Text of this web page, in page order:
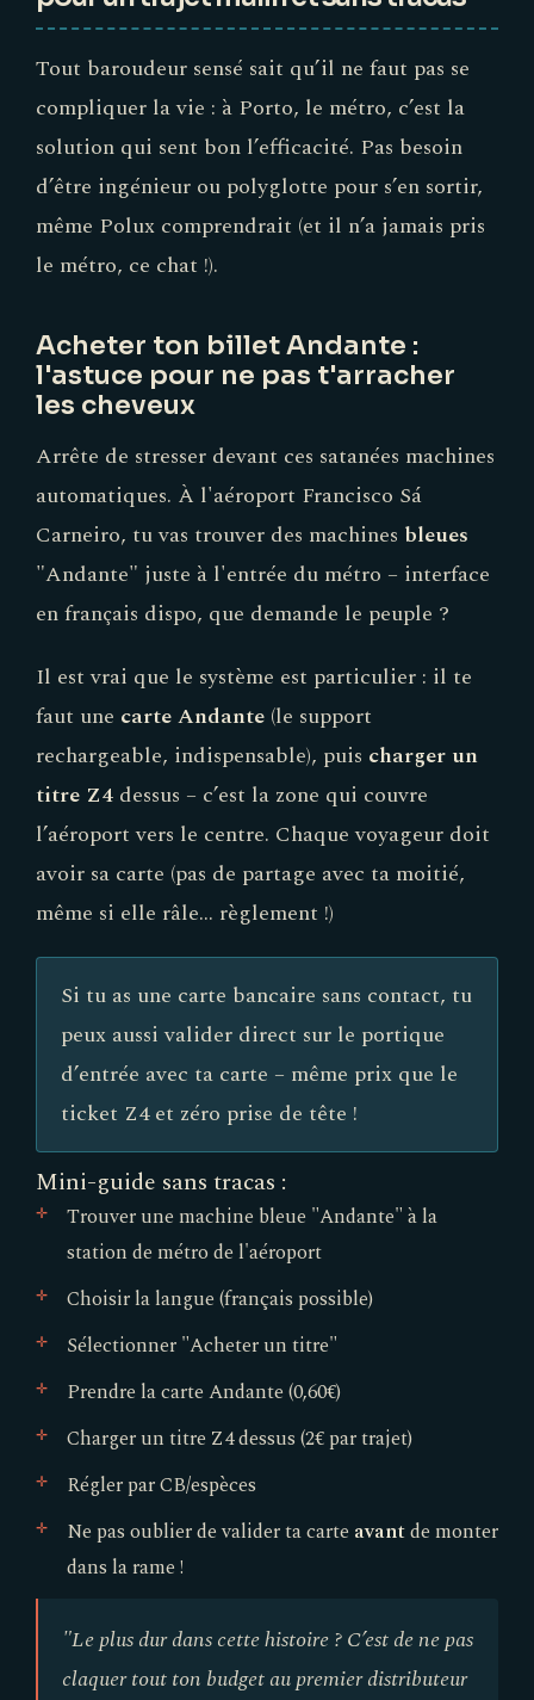
Tout baroudeur sensé sait qu’il ne faut pas se
compliquer la vie : à Porto, le métro, c’est la
solution qui sent bon l’efficacité. Pas besoin
d’être ingénieur ou polyglotte pour s’en sortir,
même Polux comprendrait (et il n’a jamais pris
le métro, ce chat !).
Acheter ton billet Andante :
l'astuce pour ne pas t'arracher
les cheveux
Arrête de stresser devant ces satanées machines
automatiques. À l'aéroport Francisco Sá
Carneiro, tu vas trouver des machines bleues
"Andante" juste à l'entrée du métro – interface
en français dispo, que demande le peuple ?
Il est vrai que le système est particulier : il te
faut une carte Andante (le support
rechargeable, indispensable), puis charger un
titre Z4 dessus – c’est la zone qui couvre
l’aéroport vers le centre. Chaque voyageur doit
avoir sa carte (pas de partage avec ta moitié,
même si elle râle... règlement !)
Si tu as une carte bancaire sans contact, tu
peux aussi valider direct sur le portique
d’entrée avec ta carte – même prix que le
ticket Z4 et zéro prise de tête !
Mini-guide sans tracas :
Trouver une machine bleue "Andante" à la
station de métro de l'aéroport
Choisir la langue (français possible)
Sélectionner "Acheter un titre"
Prendre la carte Andante (0,60€)
Charger un titre Z4 dessus (2€ par trajet)
Régler par CB/espèces
Ne pas oublier de valider ta carte avantde monter
dans la rame !
"Le plus dur dans cette histoire ? C’est de ne pas
claquer tout ton budget au premier distributeur